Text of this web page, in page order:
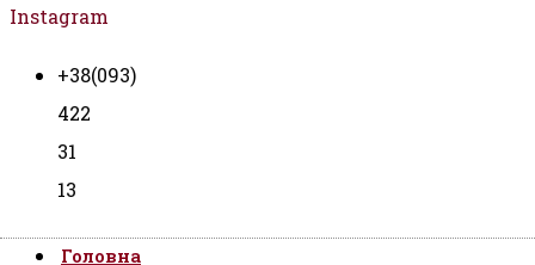
Instagram
+38(093)
422
31
13
Головна